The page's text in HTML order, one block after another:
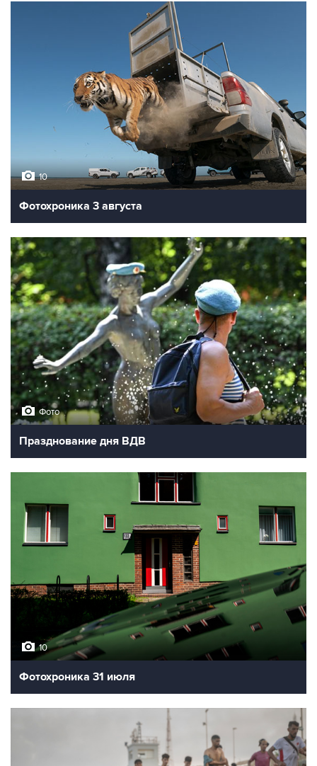
10
Фотохроника 3 августа
Фото
Празднование дня ВДВ
10
Фотохроника 31 июля